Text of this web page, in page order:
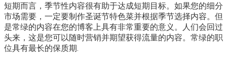
短期而言，季节性内容很有助于达成短期目标。如果您的细分
市场需要，一定要制作圣诞节特色菜并根据季节选择内容。但
是常绿的内容在您的博客上具有非常重要的意义。人们会回过
头来，这是您可以随时营销并期望获得流量的内容。常绿的职
位具有最长的保质期.